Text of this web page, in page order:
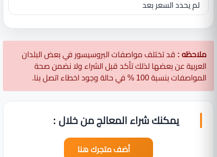
لم يحدد السعر بعد
ملاحظه : قد تختلف مواصفات البروسيسور في بعض البلدان
العربية عن بعضها لذلك تأكد قبل الشراء ولا نضمن صحة
المواصفات بنسبة 100 % في حالة وجود اخطاء اتصل بنا.
يمكنك شراء المعالج من خلال :
أضف متجرك هنا